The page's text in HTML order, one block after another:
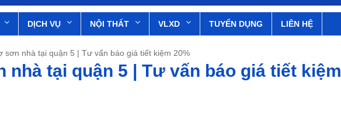
DỊCH VỤ NỘI THẤT VLXD TUYỂN DỤNG LIÊN HỆ
sơn nhà tại quận 5 | Tư vấn báo giá tiết kiệm 20%
nhà tại quận 5 | Tư vấn báo giá tiết kiệm